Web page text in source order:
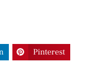
Pinterest